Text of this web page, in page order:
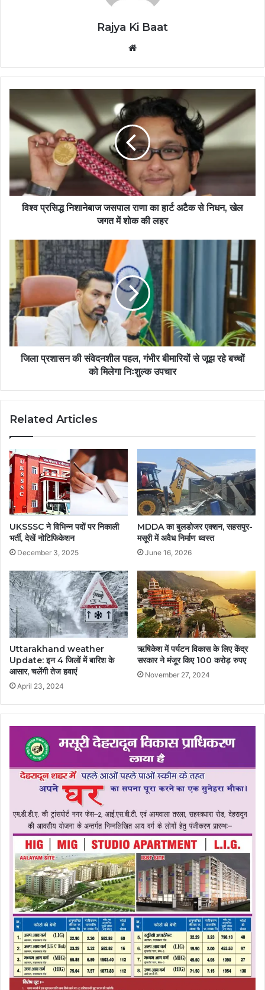
Rajya Ki Baat
विश्व प्रसिद्ध निशानेबाज जसपाल राणा का हार्ट अटैक से निधन, खेल
जगत में शोक की लहर
जिला प्रशासन की संवेदनशील पहल, गंभीर बीमारियों से जूझ रहे बच्चों
को मिलेगा निःशुल्क उपचार
Related Articles
UKSSSC ने विभिन्न पदों पर निकाली
भर्ती, देखें नोटिफिकेशन
December 3, 2025
MDDA का बुलडोजर एक्शन, सहसपुर-
मसूरी में अवैध निर्माण ध्वस्त
June 16, 2026
Uttarakhand weather
Update: इन 4 जिलों में बारिश के
आसार, चलेंगी तेज हवाएं
April 23, 2024
ऋषिकेश में पर्यटन विकास के लिए केंद्र
सरकार ने मंजूर किए 100 करोड़ रुपए
November 27, 2024